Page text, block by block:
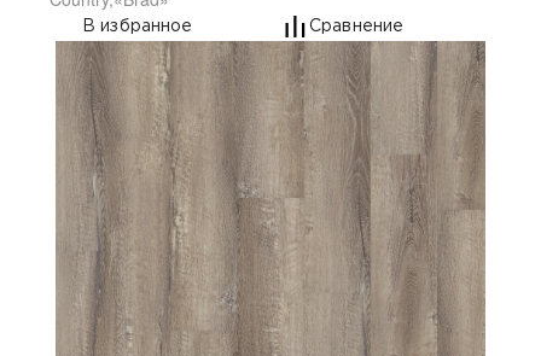
Виниловая плитка
В избранное Сравнение